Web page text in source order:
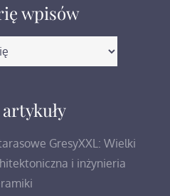
wpisów
GresyXXL: Wielki
i inżynieria